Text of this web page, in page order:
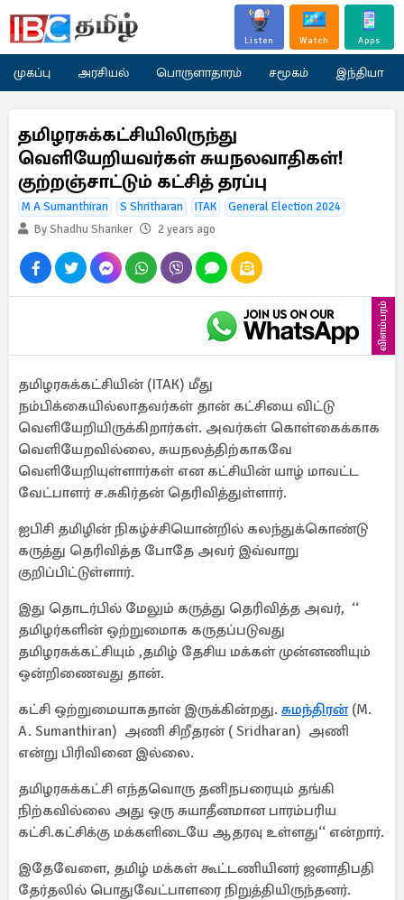
Listen Watch Apps
முகப்பு அரசியல் பொருளாதாரம் சமூகம் இந்தியா
தமிழரசுக்கட்சியிலிருந்து
வெளியேறியவர்கள் சுயநலவாதிகள்!
குற்றஞ்சாட்டும் கட்சித் தரப்பு
M A Sumanthiran S Shritharan ITAK
General Election 2024
By Shadhu Shanker
2 years ago
விளம்பரம்
தமிழரசுக்கட்சியின் (ITAK) மீது
நம்பிக்கையில்லாதவர்கள் தான் கட்சியை விட்டு
வெளியேறியிருக்கிறார்கள். அவர்கள் கொள்கைக்காக
வெளியேறவில்லை, சுயநலத்திற்காகவே
வெளியேறியுள்ளார்கள் என கட்சியின் யாழ் மாவட்ட
வேட்பாளர் ச.சுகிர்தன் தெரிவித்துள்ளார்.
ஐபிசி தமிழின் நிகழ்ச்சியொன்றில் கலந்துக்கொண்டு
கருத்து தெரிவித்த போதே அவர் இவ்வாறு
குறிப்பிட்டுள்ளார்.
இது தொடர்பில் மேலும் கருத்து தெரிவித்த அவர், ‘‘
தமிழர்களின் ஒற்றுமைாக கருதப்படுவது
தமிழரசுக்கட்சியும் ,தமிழ் தேசிய மக்கள் முன்னணியும்
ஒன்றிணைவது தான்.
கட்சி ஒற்றுமையாகதான் இருக்கின்றது. சுமந்திரன்(M.
A. Sumanthiran) அணி சிறீதரன் ( Sridharan) அணி
என்று பிரிவினை இல்லை.
தமிழரசுக்கட்சி எந்தவொரு தனிநபரையும் தங்கி
நிற்கவில்லை அது ஒரு சுயாதீனமான பாரம்பரிய
கட்சி.கட்சிக்கு மக்களிடையே ஆதரவு உள்ளது‘‘ என்றார்.
இதேவேளை, தமிழ் மக்கள் கூட்டணியினர் ஜனாதிபதி
தேர்தலில் பொதுவேட்பாளரை நிறுத்தியிருந்தனர்.